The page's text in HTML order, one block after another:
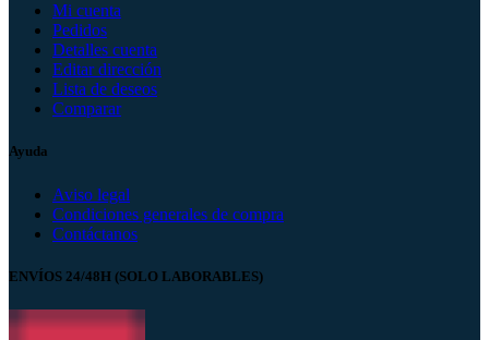
Mi cuenta
Pedidos
Detalles cuenta
Editar dirección
Lista de deseos
Comparar
Ayuda
Aviso legal
Condiciones generales de compra
Contáctanos
ENVÍOS 24/48H (SOLO LABORABLES)